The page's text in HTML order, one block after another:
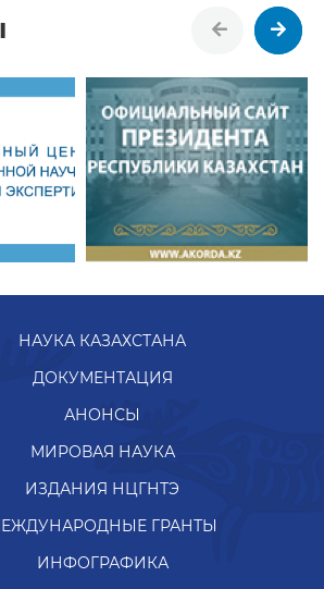
НАУКА КАЗАХСТАНА
ДОКУМЕНТАЦИЯ
АНОНСЫ
МИРОВАЯ НАУКА
ИЗДАНИЯ НЦГНТЭ
ГРАНТЫ
ИНФОГРАФИКА